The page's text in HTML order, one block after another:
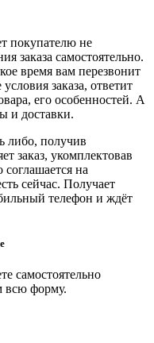
покупателю не
заказа самостоятельно.
время вам перезвонит
заказа, ответит
его особенностей. А
и доставки.
либо, получив
заказ, укомплектовав
на
сейчас. Получает
телефон и ждёт
самостоятельно
всю форму.